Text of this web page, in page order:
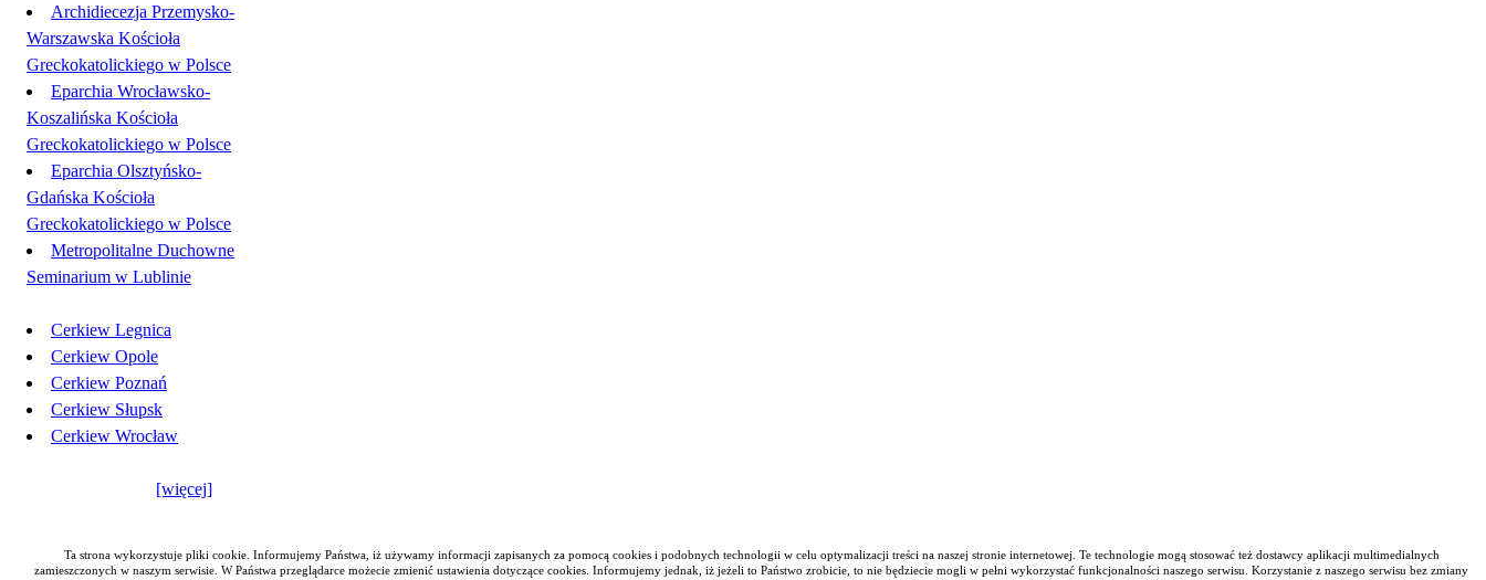
Archidiecezja Przemysko-
Warszawska Kościoła
Greckokatolickiego w Polsce
Eparchia Wrocławsko-
Koszalińska Kościoła
Greckokatolickiego w Polsce
Eparchia Olsztyńsko-
Gdańska Kościoła
Greckokatolickiego w Polsce
Metropolitalne Duchowne
Seminarium w Lublinie
Cerkiew Legnica
Cerkiew Opole
Cerkiew Poznań
Cerkiew Słupsk
Cerkiew Wrocław
[więcej]
Ta strona wykorzystuje pliki cookie. Informujemy Państwa, iż używamy informacji zapisanych za pomocą cookies i podobnych technologii w celu optymalizacji treści na naszej stronie internetowej. Te technologie mogą stosować też dostawcy aplikacji multimedialnych
zamieszczonych w naszym serwisie. W Państwa przeglądarce możecie zmienić ustawienia dotyczące cookies. Informujemy jednak, iż jeżeli to Państwo zrobicie, to nie będziecie mogli w pełni wykorzystać funkcjonalności naszego serwisu. Korzystanie z naszego serwisu bez zmiany